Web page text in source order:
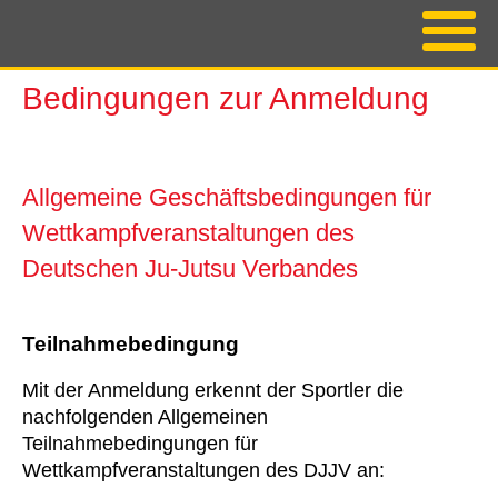
Bedingungen zur Anmeldung
Allgemeine Geschäftsbedingungen für
Wettkampfveranstaltungen des
Deutschen Ju-Jutsu Verbandes
Teilnahmebedingung
Mit der Anmeldung erkennt der Sportler die
nachfolgenden Allgemeinen
Teilnahmebedingungen für
Wettkampfveranstaltungen des DJJV an: